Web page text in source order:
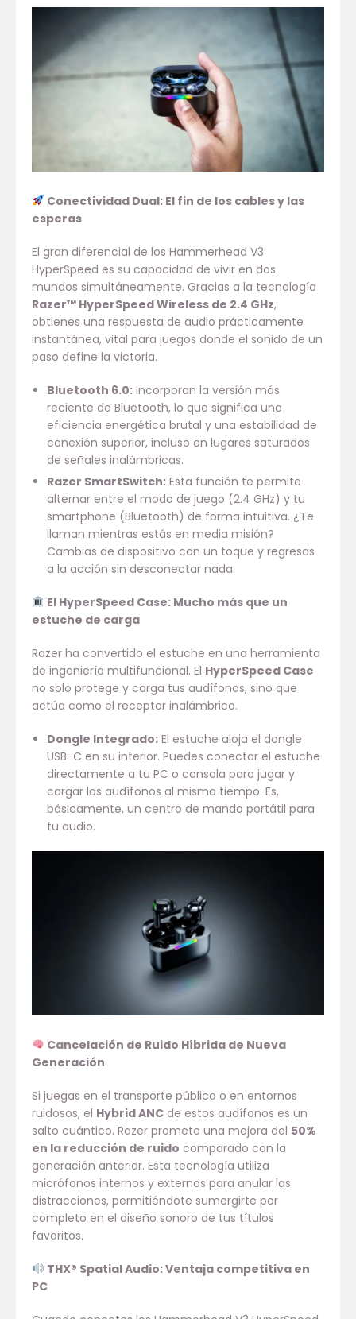
Conectividad Dual: El fin de los cables y las
esperas
El gran diferencial de los Hammerhead V3
HyperSpeed es su capacidad de vivir en dos
mundos simultáneamente. Gracias a la tecnología
Razer™ HyperSpeed Wireless de 2.4 GHz,
obtienes una respuesta de audio prácticamente
instantánea, vital para juegos donde el sonido de un
paso define la victoria.
Bluetooth 6.0:Incorporan la versión más
reciente de Bluetooth, lo que significa una
eficiencia energética brutal y una estabilidad de
conexión superior, incluso en lugares saturados
de señales inalámbricas.
Razer SmartSwitch:Esta función te permite
alternar entre el modo de juego (2.4 GHz) y tu
smartphone (Bluetooth) de forma intuitiva. ¿Te
llaman mientras estás en media misión?
Cambias de dispositivo con un toque y regresas
a la acción sin desconectar nada.
El HyperSpeed Case: Mucho más que un
estuche de carga
Razer ha convertido el estuche en una herramienta
de ingeniería multifuncional. El HyperSpeed Case
no solo protege y carga tus audífonos, sino que
actúa como el receptor inalámbrico.
Dongle Integrado:El estuche aloja el dongle
USB-C en su interior. Puedes conectar el estuche
directamente a tu PC o consola para jugar y
cargar los audífonos al mismo tiempo. Es,
básicamente, un centro de mando portátil para
tu audio.
Cancelación de Ruido Híbrida de Nueva
Generación
Si juegas en el transporte público o en entornos
ruidosos, el Hybrid ANC de estos audífonos es un
salto cuántico. Razer promete una mejora del 50%
en la reducción de ruido comparado con la
generación anterior. Esta tecnología utiliza
micrófonos internos y externos para anular las
distracciones, permitiéndote sumergirte por
completo en el diseño sonoro de tus títulos
favoritos.
THX® Spatial Audio: Ventaja competitiva en
PC